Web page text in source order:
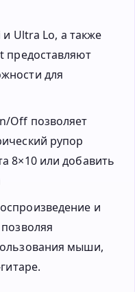
Ultra Lo, а также
предоставляют
для
Off позволяет
рупор
8×10 или добавить
и
мыши,